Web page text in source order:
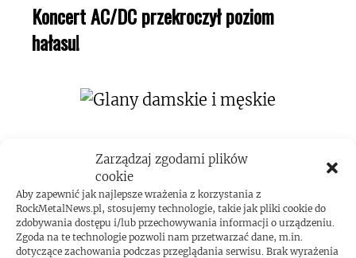
Zarządzaj zgodami plików
cookie
Aby zapewnić jak najlepsze wrażenia z korzystania z
RockMetalNews.pl, stosujemy technologie, takie jak pliki cookie do
zdobywania dostępu i/lub przechowywania informacji o urządzeniu.
Zgoda na te technologie pozwoli nam przetwarzać dane, m.in.
dotyczące zachowania podczas przeglądania serwisu. Brak wyrażenia
Koncert AC/DC przekroczył poziom
hałasu!
ROCKMETALNEWS TV